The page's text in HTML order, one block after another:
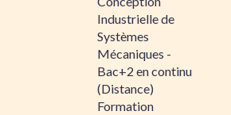
Industrielle de
Systèmes
Mécaniques -
Bac+2 en continu
(Distance)
Formation